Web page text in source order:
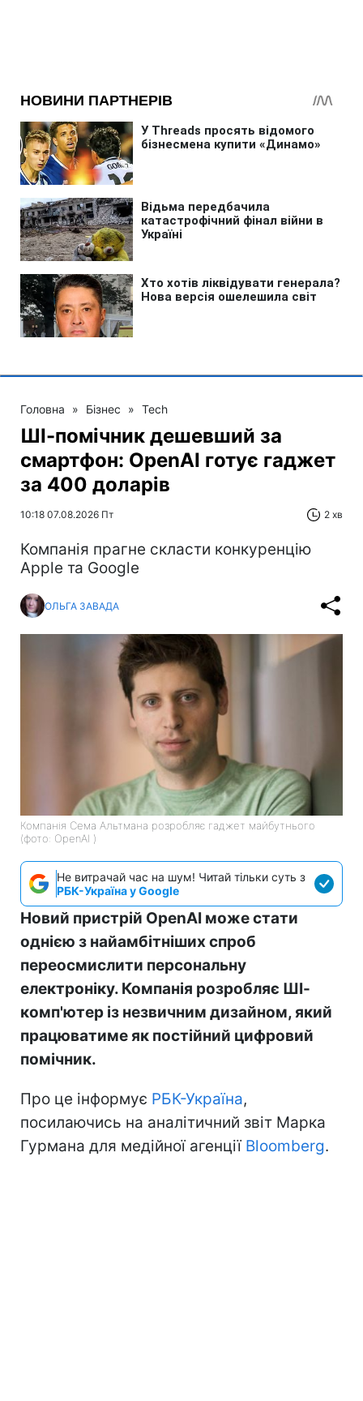
Головна » Бізнес » Tech
ШІ-помічник дешевший за
смартфон: OpenAI готує гаджет
за 400 доларів
10:18 07.08.2026 Пт 2 хв
Компанія прагне скласти конкуренцію
Apple та Google
ОЛЬГА ЗАВАДА
Компанія Сема Альтмана розробляє гаджет майбутнього
(фото: OpenAI )
Не витрачай час на шум! Читай тільки суть з
РБК-Україна у Google
Новий пристрій OpenAI може стати
однією з найамбітніших спроб
переосмислити персональну
електроніку. Компанія розробляє ШІ-
комп'ютер із незвичним дизайном, який
працюватиме як постійний цифровий
помічник.
Про це інформує РБК-Україна,
посилаючись на аналітичний звіт Марка
Гурмана для медійної агенції Bloomberg.